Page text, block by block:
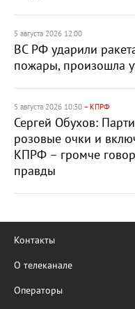
5 августа 2026 12:00
ВС РФ ударили
пожары, произошла
5 августа 2026 10:30 – КПРФ
Сергей Обухов:
розовые очки и
КПРФ – громче
правды
Контакты
О телеканале
Операторы